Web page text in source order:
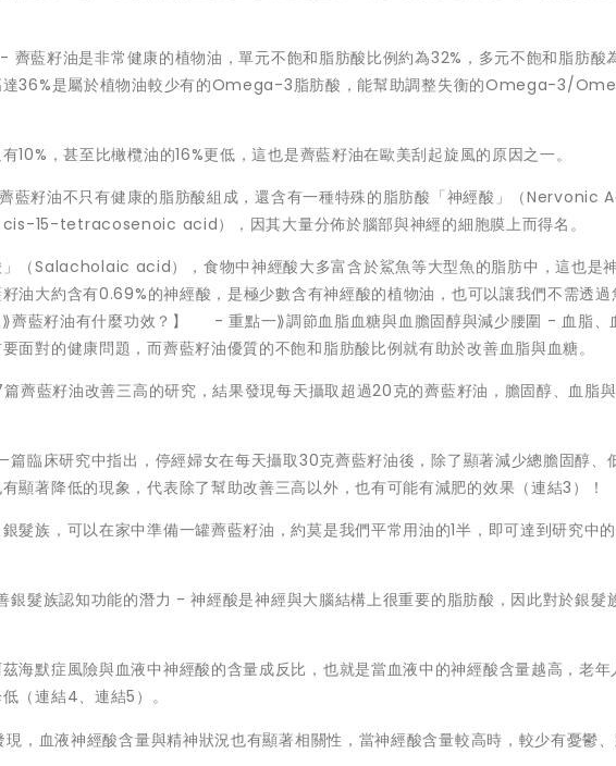
藍籽油是非常健康的植物油，單元不飽和脂肪酸比例約為32%，多元不飽和脂肪酸
達36%是屬於植物油較少有的Omega-3脂肪酸，能幫助調整失衡的Omega-3/
10%，甚至比橄欖油的16%更低，這也是薺藍籽油在歐美刮起旋風的原因之一。
藍籽油不只有健康的脂肪酸組成，還含有一種特殊的脂肪酸「神經酸」（Nervonic
cis-15-tetracosenoic acid），因其大量分佈於腦部與神經的細胞膜上而得名。
（Salacholaic acid），食物中神經酸大多富含於鯊魚等大型魚的脂肪中，這也是
籽油大約含有0.69%的神經酸，是極少數含有神經酸的植物油，也可以讓我們不需透
藍籽油有什麼功效？】 - 重點一⟫調節血脂血糖與血膽固醇與減少腰圍 - 血脂、
面對的健康問題，而薺藍籽油優質的不飽和脂肪酸比例就有助於改善血脂與血糖。
薺藍籽油改善三高的研究，結果發現每天攝取超過20克的薺藍籽油，膽固醇、血脂
臨床研究中指出，停經婦女在每天攝取30克薺藍籽油後，除了顯著減少總膽固醇、
顯著降低的現象，代表除了幫助改善三高以外，也有可能有減肥的效果（連結3）！
髮族，可以在家中準備一罐薺藍籽油，約莫是我們平常用油的1半，即可達到研究中
髮族認知功能的潛力 - 神經酸是神經與大腦結構上很重要的脂肪酸，因此對於銀髮
海默症風險與血液中神經酸的含量成反比，也就是當血液中的神經酸含量越高，老年
（連結4、連結5）。
，血液神經酸含量與精神狀況也有顯著相關性，當神經酸含量較高時，較少有憂鬱